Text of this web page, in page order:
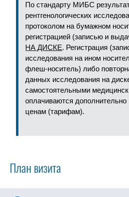
По стандарту МИБС
рентгенологических
протоколом на бумажном
регистрацией (записью и
НА ДИСКЕ. Регистрация
исследования на ином
флеш-носитель) либо
данных исследования на
самостоятельными
оплачиваются
ценам (тарифам).
План визита